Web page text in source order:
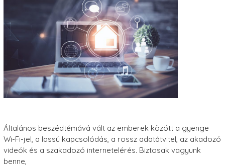
Általános beszédtémává vált az emberek között a gyenge
Wi-Fi-jel, a lassú kapcsolódás, a rossz adatátvitel, az akadozó
videók és a szakadozó internetelérés. Biztosak vagyunk
benne,